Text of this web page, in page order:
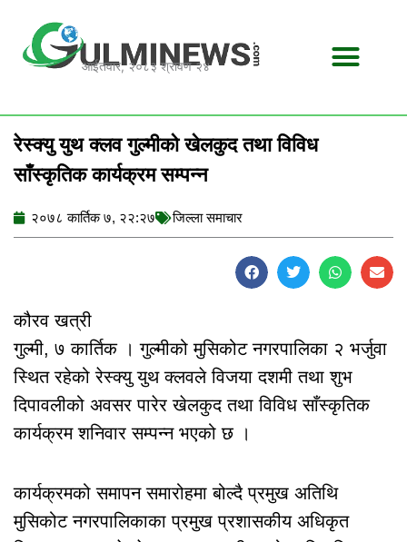
content
आईतवार, २०८३ श्रावण २४
रेस्क्यु युथ क्लव गुल्मीको खेलकुद तथा विविध
साँस्कृतिक कार्यक्रम सम्पन्न
२०७८ कार्तिक ७, २२:२७ जिल्ला समाचार
कौरव खत्री
गुल्मी, ७ कार्तिक । गुल्मीको मुसिकोट नगरपालिका २ भर्जुवा
स्थित रहेको रेस्क्यु युथ क्लवले विजया दशमी तथा शुभ
दिपावलीको अवसर पारेर खेलकुद तथा विविध साँस्कृतिक
कार्यक्रम शनिवार सम्पन्न भएको छ ।
कार्यक्रमको समापन समारोहमा बोल्दै प्रमुख अतिथि
मुसिकोट नगरपालिकाका प्रमुख प्रशासकीय अधिकृत